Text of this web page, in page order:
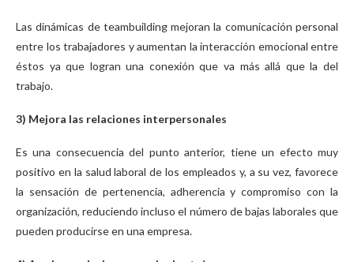
Las dinámicas de teambuilding mejoran la comunicación personal
entre los trabajadores y aumentan la interacción emocional entre
éstos ya que logran una conexión que va más allá que la del
trabajo.
3) Mejora las relaciones interpersonales
Es una consecuencia del punto anterior, tiene un efecto muy
positivo en la salud laboral de los empleados y, a su vez, favorece
la sensación de pertenencia, adherencia y compromiso con la
organización, reduciendo incluso el número de bajas laborales que
pueden producirse en una empresa.